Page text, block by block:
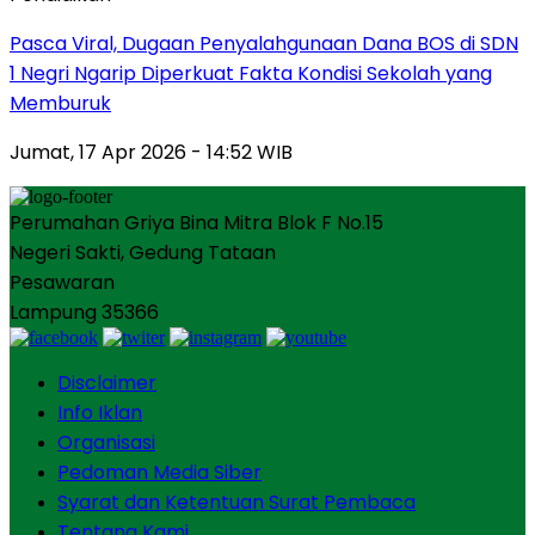
Pasca Viral, Dugaan Penyalahgunaan Dana BOS di SDN
1 Negri Ngarip Diperkuat Fakta Kondisi Sekolah yang
Memburuk
Jumat, 17 Apr 2026 - 14:52 WIB
Perumahan Griya Bina Mitra Blok F No.15
Negeri Sakti, Gedung Tataan
Pesawaran
Lampung 35366
Disclaimer
Info Iklan
Organisasi
Pedoman Media Siber
Syarat dan Ketentuan Surat Pembaca